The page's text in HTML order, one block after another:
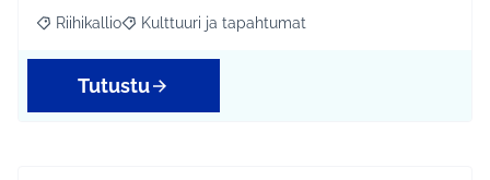
Rajaa tulokset aihepiirin mukaan: Riihikallio
Riihikallio Rajaa tulokset teeman mukaan: Kulttuuri ja
Kulttuuri ja tapahtumat
Tutustu